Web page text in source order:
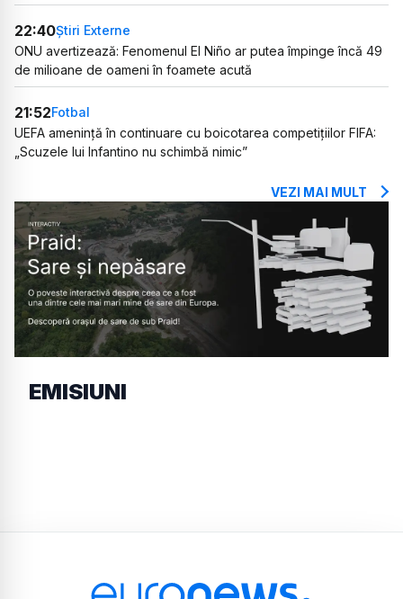
22:40Știri Externe
ONU avertizează: Fenomenul El Niño ar putea împinge încă 49
de milioane de oameni în foamete acută
21:52Fotbal
UEFA amenință în continuare cu boicotarea competițiilor FIFA:
„Scuzele lui Infantino nu schimbă nimic”
VEZI MAI MULT
EMISIUNI